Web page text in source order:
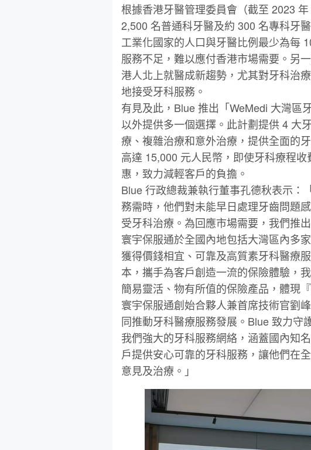
根據香港牙醫管理委員會（截⾄ 2023
2,500 名普通科牙醫及約 300 名專科牙
⼯業化國家的⼈⼝與牙醫比例最少為每
服務不⾜，難以應付香港市場需要。另
港⼈北上就醫成新趨勢，尤其對牙科治
地接受牙科服務。
有⾒及此，Blue 推出「WeMedi ⼤灣區
以外提供多⼀個選擇。此計劃提供 4 ⼤
療、複雜治療和意外治療，提供全⾯的
⾼達 15,000 元⼈⺠幣，即使牙科療程
惠，致⼒減輕客⼾的負擔。
Blue ⾏政總裁兼執⾏董事孔德秋表⽰：
務需時，他們對未能早⽇處理牙齒問題
受牙科治療。為回應市場需要，我們推
寰宇保服通於全國內地包括⼤灣區內多
獲得價錢相宜、可靠及⾼質素牙科醫療
本，攜⼿為客⼾創造⼀流的保險體驗，
簡易靈活、物有所值的保險產品，體現
寰宇保服通創始合夥⼈兼⾸席技術官劉
同推動牙科醫療服務發展。Blue 致⼒守
我們強⼤的牙科服務網絡，涵蓋國內知
⼾提供安⼼可靠的牙科服務，讓他們在
意⾒及治療。」